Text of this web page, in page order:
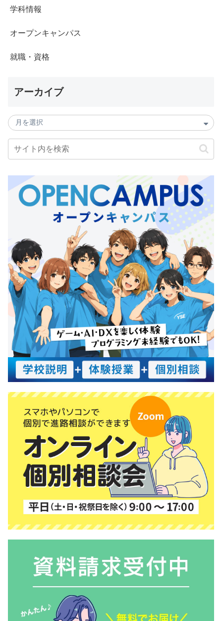
学科情報
オープンキャンパス
就職・資格
アーカイブ